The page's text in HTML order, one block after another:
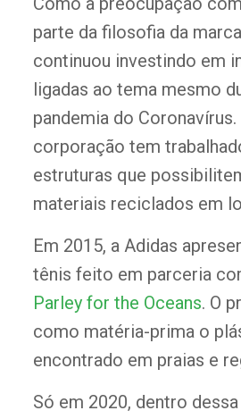
parte da filosofia da
continuou investindo em
ligadas ao tema mesmo
pandemia do
corporação tem
estruturas que
materiais reciclados em
Em 2015, a Adidas
tênis feito em parceria
Parley for the Oceans. O
como matéria-prima o
encontrado em praias e
Só em 2020, dentro